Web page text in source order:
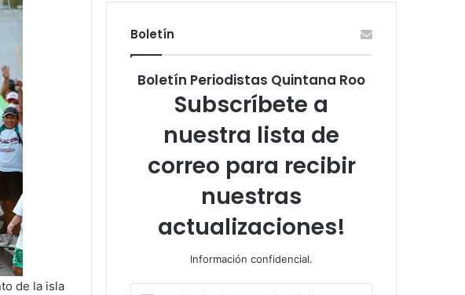
de la isla
Boletín
Boletín Periodistas Quintana Roo
Subscríbete a
nuestra lista de
correo para recibir
nuestras
actualizaciones!
Información confidencial.